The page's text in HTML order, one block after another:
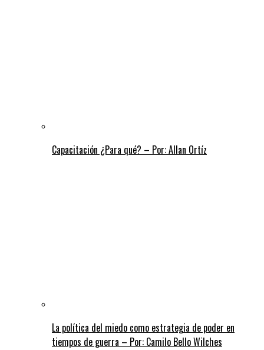
Capacitación ¿Para qué? – Por: Allan Ortíz
La política del miedo como estrategia de poder en
tiempos de guerra – Por: Camilo Bello Wilches